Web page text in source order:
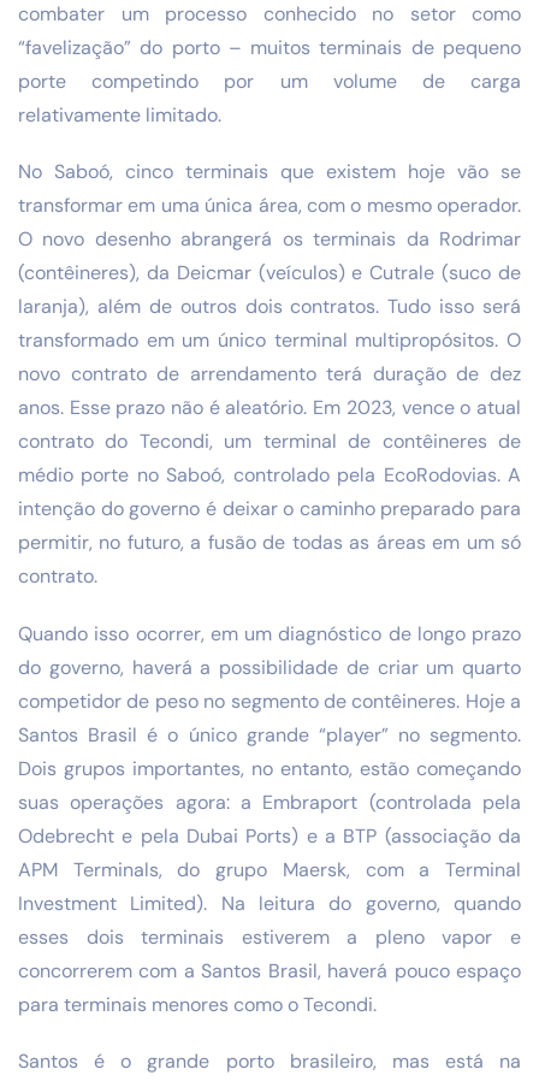
combater um processo conhecido no setor como
“favelização” do porto – muitos terminais de pequeno
porte competindo por um volume de carga
relativamente limitado.
No Saboó, cinco terminais que existem hoje vão se
transformar em uma única área, com o mesmo operador.
O novo desenho abrangerá os terminais da Rodrimar
(contêineres), da Deicmar (veículos) e Cutrale (suco de
laranja), além de outros dois contratos. Tudo isso será
transformado em um único terminal multipropósitos. O
novo contrato de arrendamento terá duração de dez
anos. Esse prazo não é aleatório. Em 2023, vence o atual
contrato do Tecondi, um terminal de contêineres de
médio porte no Saboó, controlado pela EcoRodovias. A
intenção do governo é deixar o caminho preparado para
permitir, no futuro, a fusão de todas as áreas em um só
contrato.
Quando isso ocorrer, em um diagnóstico de longo prazo
do governo, haverá a possibilidade de criar um quarto
competidor de peso no segmento de contêineres. Hoje a
Santos Brasil é o único grande “player” no segmento.
Dois grupos importantes, no entanto, estão começando
suas operações agora: a Embraport (controlada pela
Odebrecht e pela Dubai Ports) e a BTP (associação da
APM Terminals, do grupo Maersk, com a Terminal
Investment Limited). Na leitura do governo, quando
esses dois terminais estiverem a pleno vapor e
concorrerem com a Santos Brasil, haverá pouco espaço
para terminais menores como o Tecondi.
Santos é o grande porto brasileiro, mas está na